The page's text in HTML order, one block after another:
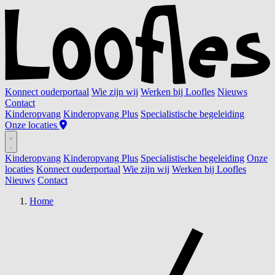
Konnect ouderportaal Wie zijn wij Werken bij Loofles Nieuws
Contact
Kinderopvang Kinderopvang Plus Specialistische begeleiding
Onze locaties
Kinderopvang Kinderopvang Plus Specialistische begeleiding Onze
locaties Konnect ouderportaal Wie zijn wij Werken bij Loofles
Nieuws Contact
Home